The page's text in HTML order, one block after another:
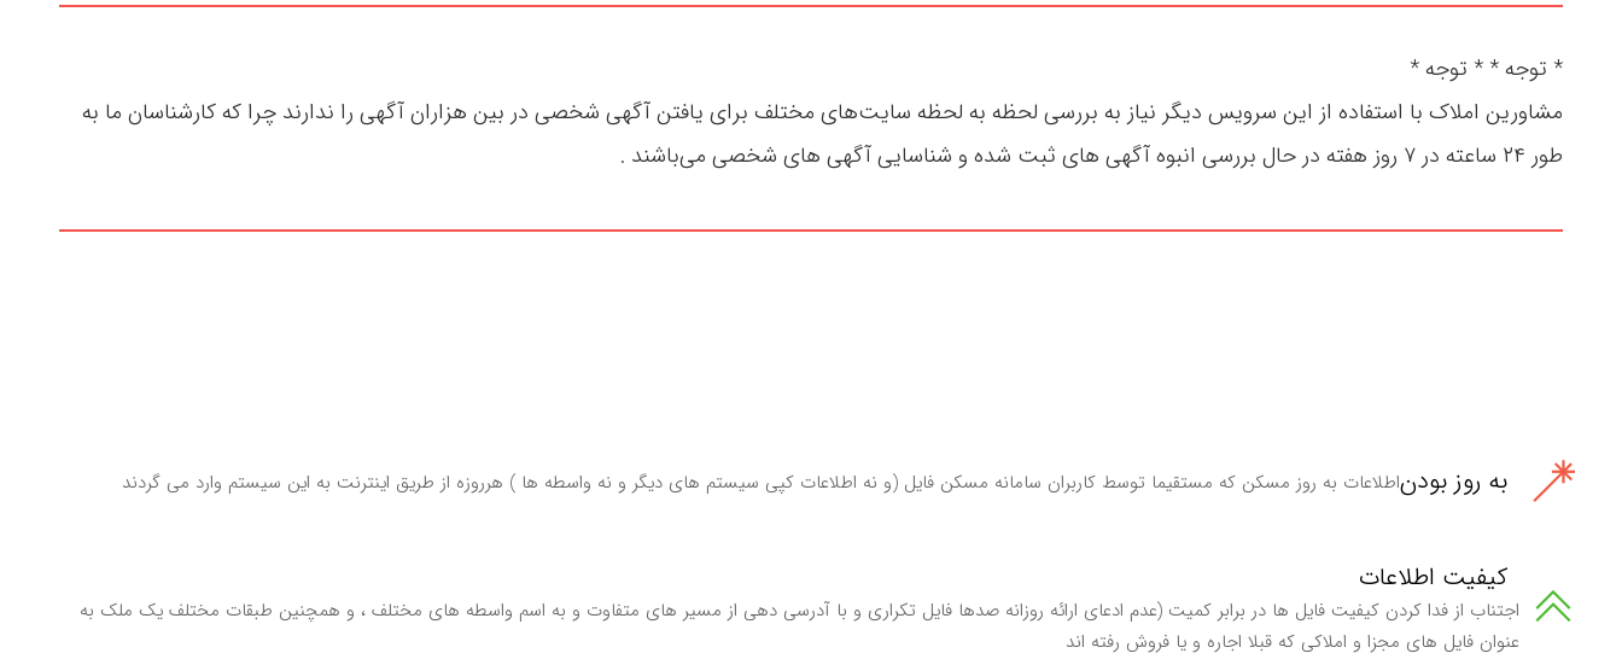
* توجه * * توجه *
مشاورین املاک با استفاده از این سرویس دیگر نیاز به بررسی لحظه به لحظه سایت‌های مختلف برای یافتن آگهی شخصی در بین هزاران آگهی را ندارند چرا که کارشناسان ما به
طور ۲۴ ساعته در ۷ روز هفته در حال بررسی انبوه آگهی های ثبت شده و شناسایی آگهی های شخصی می‌باشند .
به روز بودناطلاعات به روز مسکن که مستقیما توسط کاربران سامانه مسکن فایل (و نه اطلاعات کپی سیستم های دیگر و نه واسطه ها ) هرروزه از طریق اینترنت به این سیستم وارد می گردند
کیفیت اطلاعات
اجتناب از فدا کردن کیفیت فایل ها در برابر کمیت (عدم ادعای ارائه روزانه صدها فایل تکراری و با آدرسی دهی از مسیر های متفاوت و به اسم واسطه های مختلف ، و همچنین طبقات مختلف یک ملک به
عنوان فایل های مجزا و املاکی که قبلا اجاره و یا فروش رفته اند